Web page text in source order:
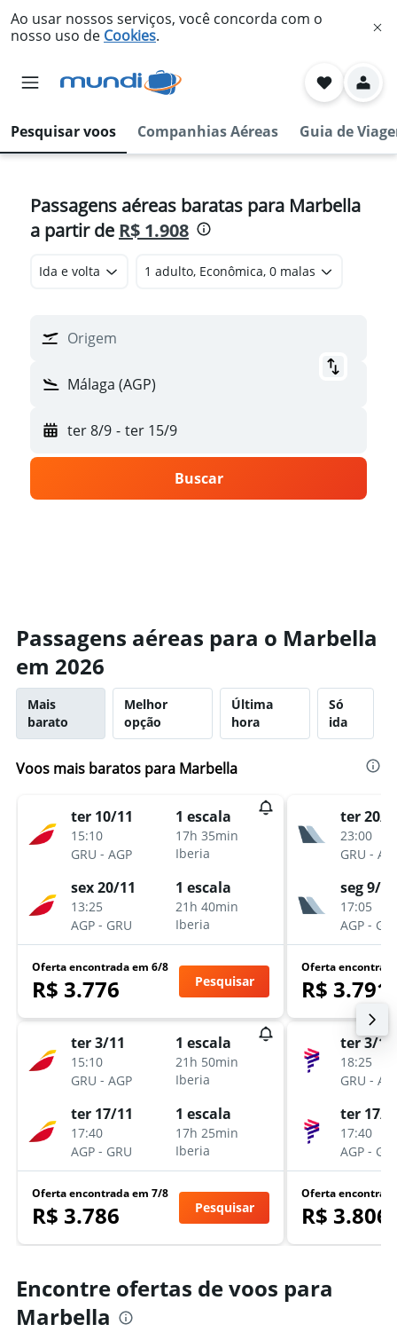
Ao usar nossos serviços, você concorda com o
nosso uso de Cookies.
Pesquisar voos Companhias Aéreas Guia de
Passagens aéreas baratas para Marbella
a partir de R$ 1.908
Ida e volta 1 adulto, Econômica, 0 malas
Origem
Málaga (AGP)
ter 8/9 - ter 15/9
Buscar
Passagens aéreas para o Marbella
em 2026
Mais
barato
Melhor
opção
Última
hora
Só
ida
Voos mais baratos para Marbella
ter 10/11
15:10
GRU - AGP
1 escala
17h 35min
Iberia
sex 20/11
13:25
AGP - GRU
1 escala
21h 40min
Iberia
Oferta encontrada em 6/8
R$ 3.776 Pesquisar
ter 3/11
15:10
GRU - AGP
1 escala
21h 50min
Iberia
ter 17/11
17:40
AGP - GRU
1 escala
17h 25min
Iberia
Oferta encontrada em 7/8
R$ 3.786 Pesquisar
ter 20/
23:00
GRU -
seg 9/11
17:05
AGP -
Oferta
R$ 3.791
ter 3/11
18:25
GRU -
ter 17/
17:40
AGP -
Oferta
R$ 3.806
Encontre ofertas de voos para
Marbella